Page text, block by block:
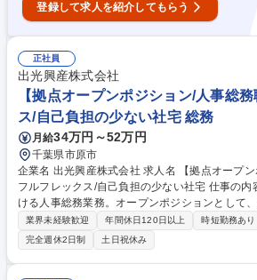
登録して求人を紹介してもらう
正社員
出光興産株式会社
【拠点オープンポジション/人事総
ス/自己負担の少ない社宅 総務
月給34万円～52万円
千葉県市原市
企業名 出光興産株式会社 求人名 【拠点オープンポジション/人事総務職】
フルフレックス/自己負担の少ない社宅 仕事の内容 出光興産の製油所にお
ける人事総務業務。オープンポジションとして
「人事(労務・採用等)」や「総務(安全衛生・地
中心にお任せいたします。 【詳細】ご経験に応じ業務をお任せしていきま
す。 ■人事：従業員の勤怠管理、給与計算、社
研修の企画・運営、福利厚生の管理 ■総務：製
業界未経験歓迎 年間休日120日以上 時短勤務あり
完全週休2日制
土日祝休み